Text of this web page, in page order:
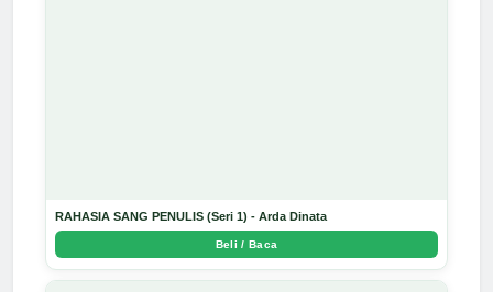
RAHASIA SANG PENULIS (Seri 1) - Arda Dinata
Beli / Baca